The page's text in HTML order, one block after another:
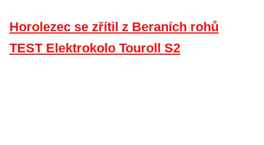
Horolezec se zřítil z Beraních rohů
TEST Elektrokolo Touroll S2